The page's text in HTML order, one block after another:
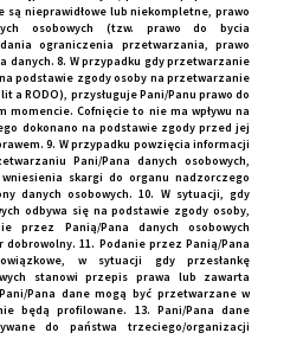
są nieprawidłowe lub niekompletne, prawo
osobowych (tzw. prawo do bycia
ograniczenia przetwarzania, prawo
danych. 8. W przypadku gdy przetwarzanie
podstawie zgody osoby na przetwarzanie
a RODO), przysługuje Pani/Panu prawo do
momencie. Cofnięcie to nie ma wpływu na
dokonano na podstawie zgody przed jej
9. W przypadku powzięcia informacji
Pani/Pana danych osobowych,
skargi do organu nadzorczego
danych osobowych. 10. W sytuacji, gdy
odbywa się na podstawie zgody osoby,
przez Panią/Pana danych osobowych
11. Podanie przez Panią/Pana
w sytuacji gdy przesłankę
stanowi przepis prawa lub zawarta
Pana dane mogą być przetwarzane w
będą profilowane. 13. Pani/Pana dane
do państwa trzeciego/organizacji